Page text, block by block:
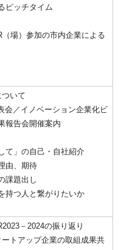
ピッチタイム
（場）参加の市内企業による
ついて
会／イノベーション企業化ビ
報告会開催案内
て」の自己・自社紹介
由、期待
課題出し
持つ人と繋がりたいか
－2024の振り返り
ートアップ企業の取組成果共